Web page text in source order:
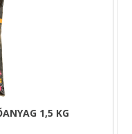
1,5 KG